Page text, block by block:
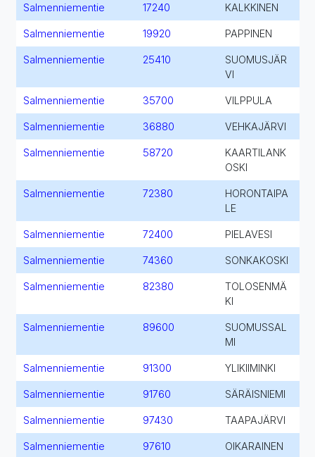
Salmenniementie 17240 KALKKINEN
Salmenniementie 19920 PAPPINEN
Salmenniementie 25410
SUOMUSJÄR
VI
Salmenniementie 35700 VILPPULA
Salmenniementie 36880 VEHKAJÄRVI
Salmenniementie 58720
KAARTILANK
OSKI
Salmenniementie 72380
HORONTAIPA
LE
Salmenniementie 72400 PIELAVESI
Salmenniementie 74360 SONKAKOSKI
Salmenniementie 82380
TOLOSENMÄ
KI
Salmenniementie 89600
SUOMUSSAL
MI
Salmenniementie 91300 YLIKIIMINKI
Salmenniementie 91760 SÄRÄISNIEMI
Salmenniementie 97430 TAAPAJÄRVI
Salmenniementie 97610 OIKARAINEN